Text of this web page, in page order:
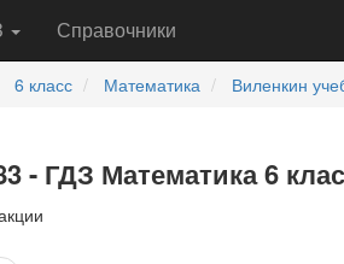
Справочники
6 класс Математика Виленкин
- ГДЗ Математика 6